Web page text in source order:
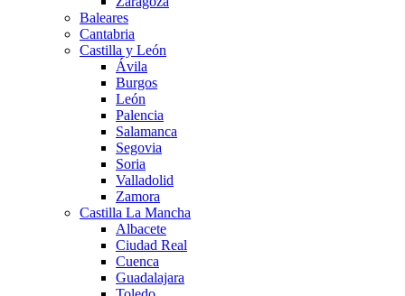
Baleares
Cantabria
Castilla y León
Ávila
Burgos
León
Palencia
Salamanca
Segovia
Soria
Valladolid
Zamora
Castilla La Mancha
Albacete
Ciudad Real
Cuenca
Guadalajara